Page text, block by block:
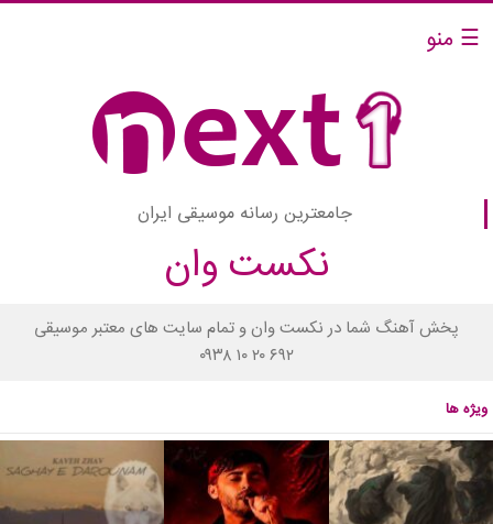
☰ منو
جامعترین رسانه موسیقی ایران
نکست وان
پخش آهنگ شما در نکست وان و تمام سایت های معتبر موسیقی
۰۹۳۸ ۱۰ ۲۰ ۶۹۲
ویژه ها